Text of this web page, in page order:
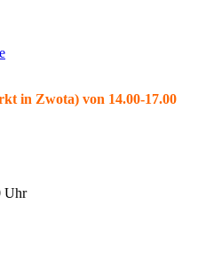
in Zwota) von 14.00-17.00
Uhr